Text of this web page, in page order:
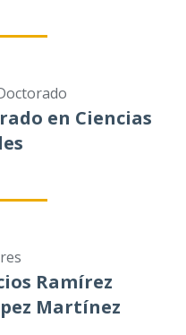
en Ciencias
Ramírez
Martínez